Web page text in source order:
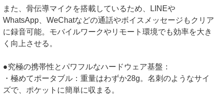
また、骨伝導マイクを搭載しているため、LINEや
WhatsApp、WeChatなどの通話やボイスメッセージもクリア
に録音可能。モバイルワークやリモート環境でも効率を大き
く向上させる。
●究極の携帯性とパワフルなハードウェア基盤：
・極めてポータブル：重量はわずか28g。名刺のようなサイ
ズで、ポケットに簡単に収まる。